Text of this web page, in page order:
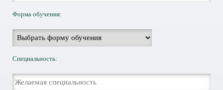
Форма обучения:
Специальность: